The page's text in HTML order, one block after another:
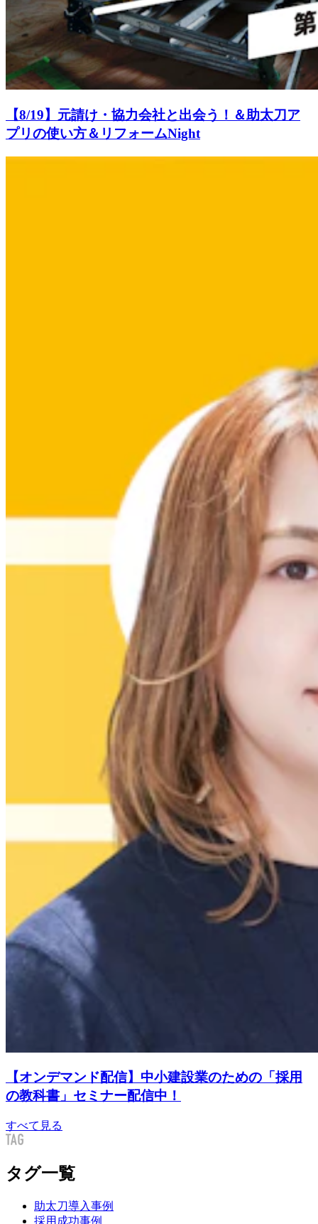
【8/19】元請け・協力会社と出会う！＆助太刀ア
プリの使い方＆リフォームNight
【オンデマンド配信】中小建設業のための「採用
の教科書」セミナー配信中！
すべて見る
タグ一覧
助太刀導入事例
採用成功事例